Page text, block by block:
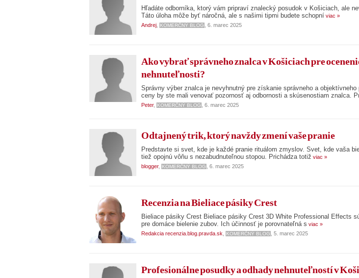
Hľadáte odborníka, ktorý vám pripraví znalecký posudok v Košiciach, ale
Táto úloha môže byť náročná, ale s našimi tipmi budete schopní viac »
Andrej
KOMERČNÝ BLOG , 6. marec 2025
Ako vybrať správneho znalca v Košiciach pre
nehnuteľnosti?
Správny výber znalca je nevyhnutný pre získanie správneho a objektívneho
ceny by ste mali venovať pozornosť aj odbornosti a skúsenostiam znalca.
Peter, KOMERČNÝ BLOG , 6. marec 2025
Odtajnený trik, ktorý navždy zmení vaše pranie
Predstavte si svet, kde je každé pranie rituálom zmyslov. Svet, kde vaša
tiež opojnú vôňu s nezabudnuteľnou stopou. Prichádza totiž viac »
blogger, KOMERČNÝ BLOG , 6. marec 2025
Recenzia na Bieliace pásiky Crest
Bieliace pásiky Crest ​Bieliace pásiky Crest 3D White Professional Effects
pre domáce bielenie zubov. Ich účinnosť je porovnateľná s viac »
Redakcia recenzia.blog.pravda.sk
KOMERČNÝ BLOG , 5. marec 2025
Profesionálne posudky a odhady nehnuteľností v